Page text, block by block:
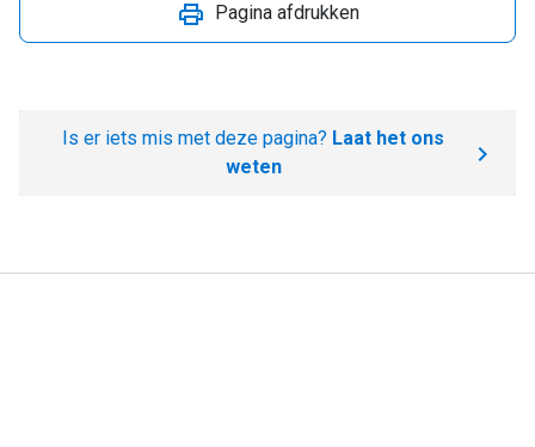
Pagina afdrukken
Is er iets mis met deze pagina? Laat het ons
weten